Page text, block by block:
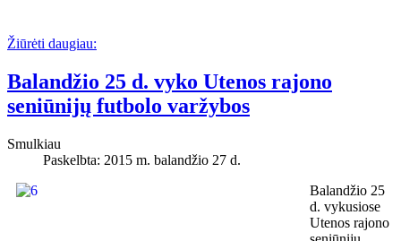
Žiūrėti daugiau:
Balandžio 25 d. vyko Utenos rajono
seniūnijų futbolo varžybos
Smulkiau
Paskelbta: 2015 m. balandžio 27 d.
Balandžio 25
d. vykusiose
Utenos rajono